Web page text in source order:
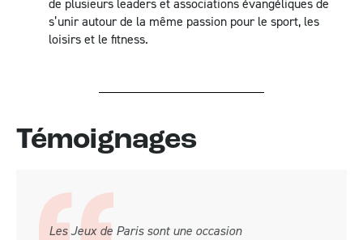
de plusieurs leaders et associations évangéliques de
s’unir autour de la même passion pour le sport, les
loisirs et le fitness.
Témoignages
Les Jeux de Paris sont une occasion